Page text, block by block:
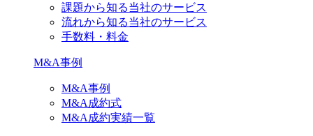
課題から知る当社のサービス
流れから知る当社のサービス
手数料・料金
M&A事例
M&A事例
M&A成約式
M&A成約実績一覧